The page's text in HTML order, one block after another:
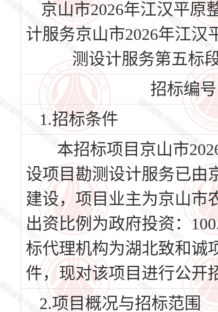
京山市2026年江汉平原
计服务京山市2026年江
测设计服务第五标
招标编号
1.招标条件
本招标项目京山市
设项目勘测设计服务已由
建设，项目业主为京山市
出资比例为政府投资：
标代理机构为湖北致和诚
件，现对该项目进行公开
2.项目概况与招标范围